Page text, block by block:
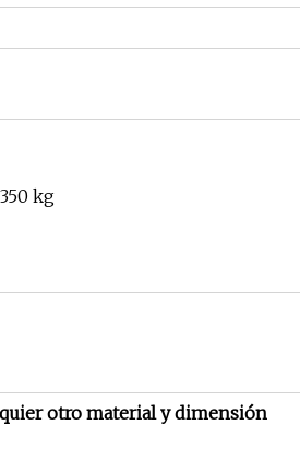
kg
otro material y dimensión